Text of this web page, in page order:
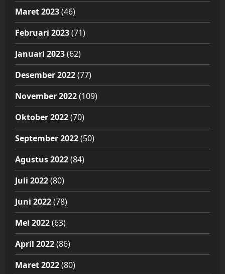
Maret 2023(46)
Februari 2023(71)
Januari 2023(62)
Desember 2022(77)
November 2022(109)
Oktober 2022(70)
September 2022(50)
Agustus 2022(84)
Juli 2022(80)
Juni 2022(78)
Mei 2022(63)
April 2022(86)
Maret 2022(80)